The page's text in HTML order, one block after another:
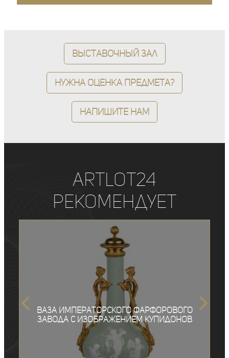
Выставочный зал
Нужна оценка предмета?
Напишите нам
ArtLot24
рекомендует
Ваза Императорского фарфорового
завода с изображением купидонов